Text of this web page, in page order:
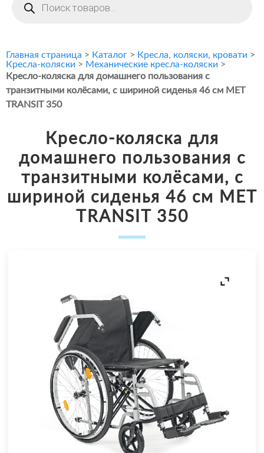
товаров
Главная страница > Каталог > Кресла, коляски, кровати >
Кресла-коляски > Механические кресла-коляски >
Кресло-коляска для домашнего пользования с
транзитными колёсами, с шириной сиденья 46 см МЕТ
TRANSIT 350
Кресло-коляска для
домашнего пользования с
транзитными колёсами, с
шириной сиденья 46 см МЕТ
TRANSIT 350